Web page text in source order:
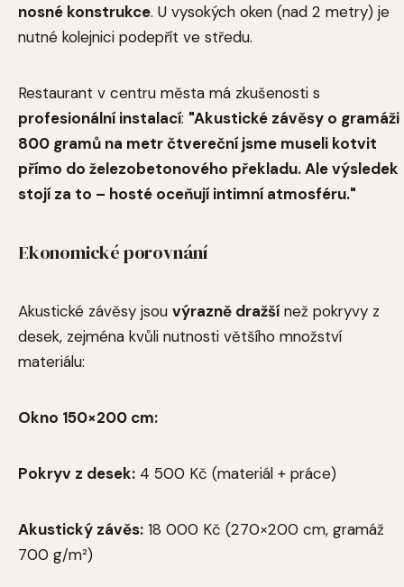
nosné konstrukce. U vysokých oken (nad 2 metry) je
nutné kolejnici podepřít ve středu.
Restaurant v centru města má zkušenosti s
profesionální instalací: "Akustické závěsy o gramáži
800 gramů na metr čtvereční jsme museli kotvit
přímo do železobetonového překladu. Ale výsledek
stojí za to – hosté oceňují intimní atmosféru."
Ekonomické porovnání
Akustické závěsy jsou výrazně dražší než pokryvy z
desek, zejména kvůli nutnosti většího množství
materiálu:
Okno 150×200 cm:
Pokryv z desek: 4 500 Kč (materiál + práce)
Akustický závěs: 18 000 Kč (270×200 cm, gramáž
700 g/m²)